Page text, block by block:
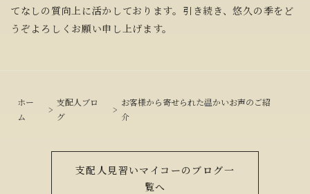
てなしの質向上に活かしております。引き続き、悠久の季をど
うぞよろしくお願い申し上げます。
ホー
ム
支配人ブロ
グ
お客様から寄せられた温かいお声のご紹
介
支配人見習いマイコーのブログ一
覧へ